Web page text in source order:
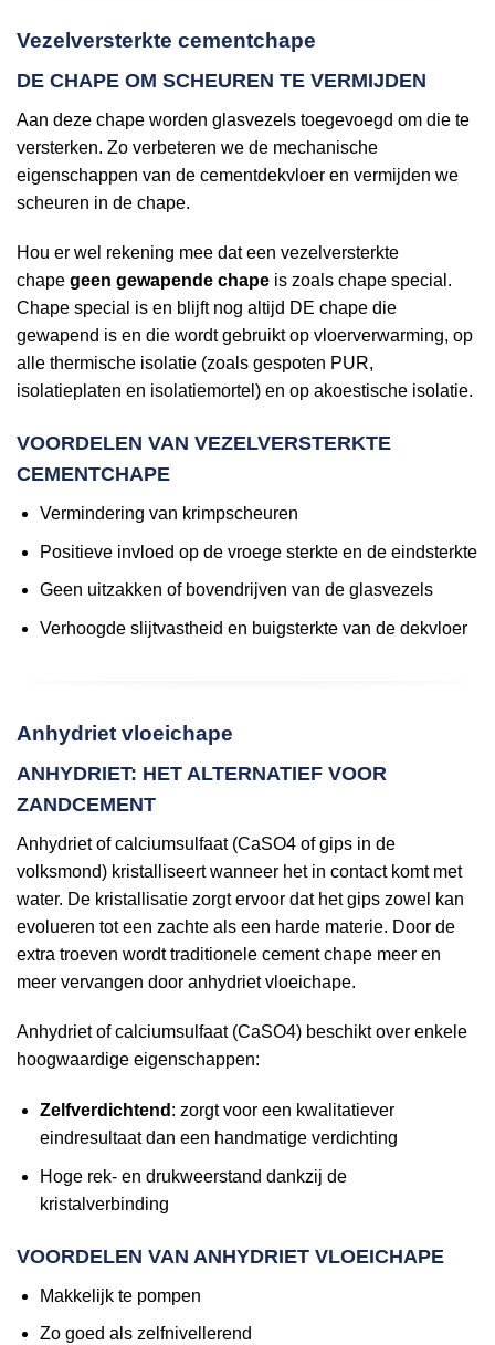
Vezelversterkte cementchape
DE CHAPE OM SCHEUREN TE VERMIJDEN
Aan deze chape worden glasvezels toegevoegd om die te
versterken. Zo verbeteren we de mechanische
eigenschappen van de cementdekvloer en vermijden we
scheuren in de chape.
Hou er wel rekening mee dat een vezelversterkte
chape geen gewapende chape is zoals chape special.
Chape special is en blijft nog altijd DE chape die
gewapend is en die wordt gebruikt op vloerverwarming, op
alle thermische isolatie (zoals gespoten PUR,
isolatieplaten en isolatiemortel) en op akoestische isolatie.
VOORDELEN VAN VEZELVERSTERKTE
CEMENTCHAPE
Vermindering van krimpscheuren
Positieve invloed op de vroege sterkte en de eindsterkte
Geen uitzakken of bovendrijven van de glasvezels
Verhoogde slijtvastheid en buigsterkte van de dekvloer
Anhydriet vloeichape
ANHYDRIET: HET ALTERNATIEF VOOR
ZANDCEMENT
Anhydriet of calciumsulfaat (CaSO4 of gips in de
volksmond) kristalliseert wanneer het in contact komt met
water. De kristallisatie zorgt ervoor dat het gips zowel kan
evolueren tot een zachte als een harde materie. Door de
extra troeven wordt traditionele cement chape meer en
meer vervangen door anhydriet vloeichape.
Anhydriet of calciumsulfaat (CaSO4) beschikt over enkele
hoogwaardige eigenschappen:
Zelfverdichtend : zorgt voor een kwalitatiever
eindresultaat dan een handmatige verdichting
Hoge rek- en drukweerstand dankzij de
kristalverbinding
VOORDELEN VAN ANHYDRIET VLOEICHAPE
Makkelijk te pompen
Zo goed als zelfnivellerend